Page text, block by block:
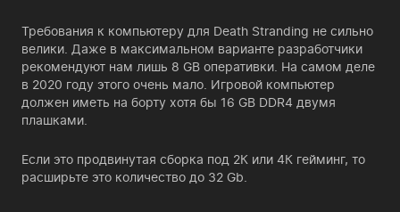
Требования к компьютеру для Death Stranding не сильно
велики. Даже в максимальном варианте разработчики
рекомендуют нам лишь 8 GB оперативки. На самом деле
в 2020 году этого очень мало. Игровой компьютер
должен иметь на борту хотя бы 16 GB DDR4 двумя
плашками.
Если это продвинутая сборка под 2К или 4К гейминг, то
расширьте это количество до 32 Gb.